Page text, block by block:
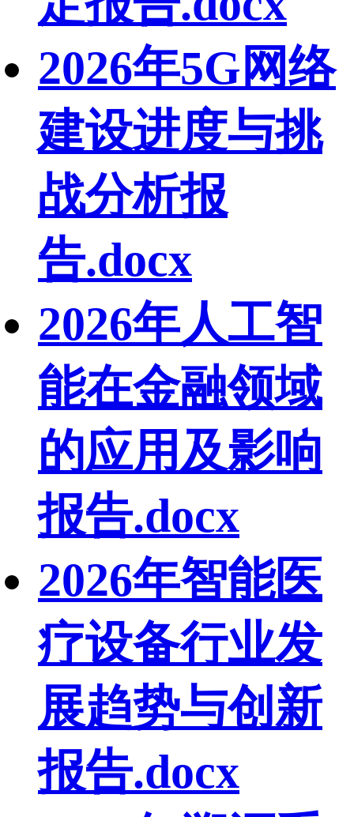
2026年5G网络
建设进度与挑
战分析报
告.docx
2026年人工智
能在金融领域
的应用及影响
报告.docx
2026年智能医
疗设备行业发
展趋势与创新
报告.docx